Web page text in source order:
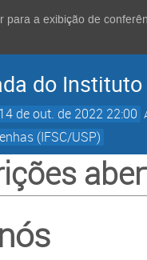
para a exibição de
do
14 de out. de 2022 22:00
(IFSC/USP)